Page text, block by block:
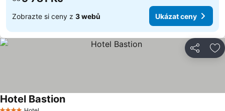
Zobrazte si ceny z 3 webů Ukázat ceny
Sdílet
Hotel Bastion